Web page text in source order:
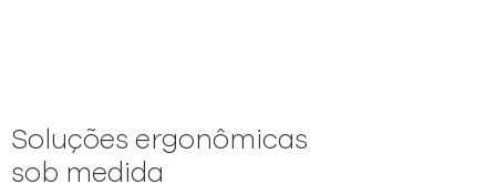
Soluções ergonômicas
sob medida